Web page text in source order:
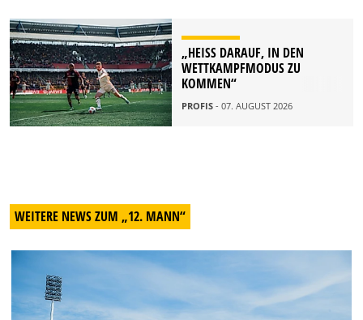
„HEISS DARAUF, IN DEN W
ETTKAMPFMODUS ZU K
OMMEN“
PROFIS - 07. AUGUST 2026
WEITERE NEWS ZUM „12. MANN“